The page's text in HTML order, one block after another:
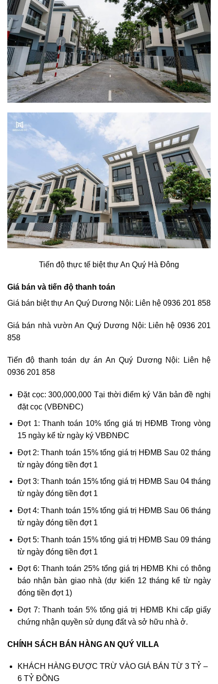
Tiến độ thực tế biệt thự An Quý Hà Đông
Giá bán và tiến độ thanh toán
Giá bán biệt thự An Quý Dương Nội: Liên hệ 0936 201 858
Giá bán nhà vườn An Quý Dương Nội: Liên hệ 0936 201
858
Tiến độ thanh toán dự án An Quý Dương Nội: Liên hệ
0936 201 858
Đặt cọc: 300,000,000 Tại thời điểm ký Văn bản đề nghị
đặt cọc (VBĐNĐC)
Đợt 1: Thanh toán 10% tổng giá trị HĐMB Trong vòng
15 ngày kể từ ngày ký VBĐNĐC
Đợt 2: Thanh toán 15% tổng giá trị HĐMB Sau 02 tháng
từ ngày đóng tiền đợt 1
Đợt 3: Thanh toán 15% tổng giá trị HĐMB Sau 04 tháng
từ ngày đóng tiền đợt 1
Đợt 4: Thanh toán 15% tổng giá trị HĐMB Sau 06 tháng
từ ngày đóng tiền đợt 1
Đợt 5: Thanh toán 15% tổng giá trị HĐMB Sau 09 tháng
từ ngày đóng tiền đợt 1
Đợt 6: Thanh toán 25% tổng giá trị HĐMB Khi có thông
báo nhận bàn giao nhà (dự kiến 12 tháng kể từ ngày
đóng tiền đợt 1)
Đợt 7: Thanh toán 5% tổng giá trị HĐMB Khi cấp giấy
chứng nhận quyền sử dụng đất và sở hữu nhà ở.
CHÍNH SÁCH BÁN HÀNG AN QUÝ VILLA
KHÁCH HÀNG ĐƯỢC TRỪ VÀO GIÁ BÁN TỪ 3 TỶ –
6 TỶ ĐỒNG